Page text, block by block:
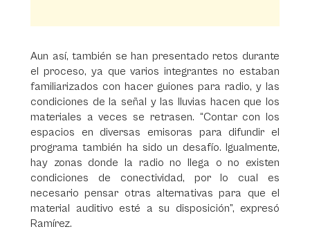
Aun así, también se han presentado retos durante
el proceso, ya que varios integrantes no estaban
familiarizados con hacer guiones para radio, y las
condiciones de la señal y las lluvias hacen que los
materiales a veces se retrasen. “Contar con los
espacios en diversas emisoras para difundir el
programa también ha sido un desafío. Igualmente,
hay zonas donde la radio no llega o no existen
condiciones de conectividad, por lo cual es
necesario pensar otras alternativas para que el
material auditivo esté a su disposición”, expresó
Ramírez.